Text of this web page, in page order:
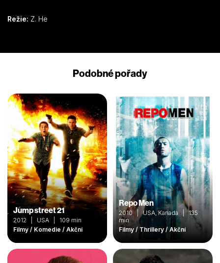
který to přehání s ohranou, ji nechtěně promění v dítě. Miley je
Režie: Z. He
Podobné pořady
Jump street 21
2012 | USA | 109 min
Filmy / Komedie / Akční
Repo Men
2010 | USA, Kanada | 135
min
Filmy / Thrillery / Akční